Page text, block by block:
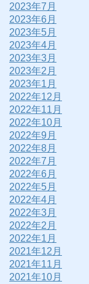
2023年7月
2023年6月
2023年5月
2023年4月
2023年3月
2023年2月
2023年1月
2022年12月
2022年11月
2022年10月
2022年9月
2022年8月
2022年7月
2022年6月
2022年5月
2022年4月
2022年3月
2022年2月
2022年1月
2021年12月
2021年11月
2021年10月